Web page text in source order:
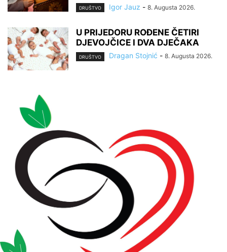
DRUŠTVO Igor Jauz - 8. Augusta 2026.
U PRIJEDORU ROĐENE ČETIRI
DJEVOJČICE I DVA DJEČAKA
DRUŠTVO Dragan Stojnić - 8. Augusta 2026.